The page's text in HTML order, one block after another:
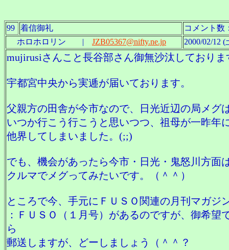
99 着信御礼
コメント
ホロホロリン | JZB05367@nifty.ne.jp 2000/02/12 (
mujirusiさんこと長谷部さん御無沙汰しておりま
宇都宮中央から実逓が届いております。
父親方の田舎が今市なので、日光近辺の局メグ
いつか行こう行こうと思いつつ、祖母が一昨年
他界してしまいました。(;;)
でも、機会があったら今市・日光・鬼怒川方面
クルマでメグってみたいです。（＾＾）
ところで今、手元にＦＵＳＯ関連の月刊マガジ
：ＦＵＳＯ（１月号）があるのですが、御希望
ら
郵送しますが、どーしましょう（＾＾？